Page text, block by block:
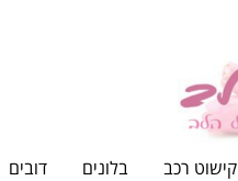
קישוט רכב בלונים דובים